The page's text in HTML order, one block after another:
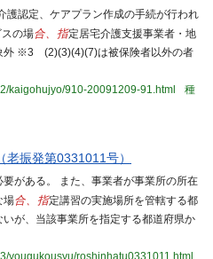
護認定、ケアプラン作成の手続が行われ
の場合、指定居宅介護支援事業者・地
外 ※3 (2)(3)(4)(7)は被保険者以外の者
kaigohujyo/910-20091209-91.html
種
振発第0331011号）
がある。 また、事業者が事業所の所在
場合、指定講習の実施場所を管轄する都
が、当該事業所を指定する都道府県か
yougukousyu/roshinhatu0331011.html